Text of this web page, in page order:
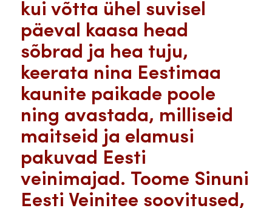
kui võtta ühel suvisel
päeval kaasa head
sõbrad ja hea tuju,
keerata nina Eestimaa
kaunite paikade poole
ning avastada, milliseid
maitseid ja elamusi
pakuvad Eesti
veinimajad. Toome Sinuni
Eesti Veinitee soovitused,